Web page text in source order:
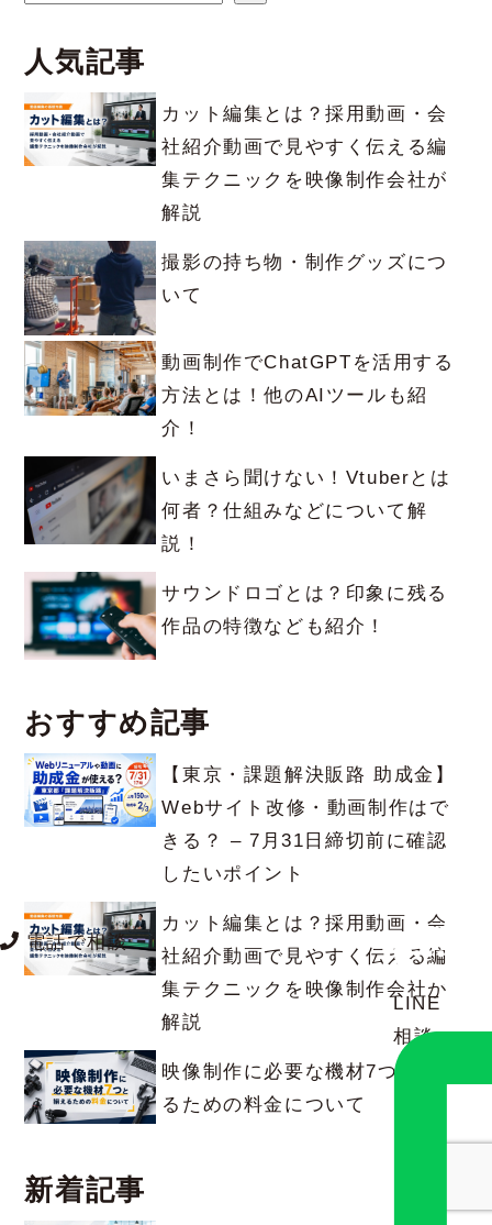
LINE
相談
電話で相談
人気記事
カット編集とは？採用動画・会
社紹介動画で見やすく伝える編
集テクニックを映像制作会社が
解説
撮影の持ち物・制作グッズにつ
いて
動画制作でChatGPTを活用する
方法とは！他のAIツールも紹
介！
いまさら聞けない！Vtuberとは
何者？仕組みなどについて解
説！
サウンドロゴとは？印象に残る
作品の特徴なども紹介！
おすすめ記事
【東京・課題解決販路 助成金】
Webサイト改修・動画制作はで
きる？ – 7月31日締切前に確認
したいポイント
カット編集とは？採用動画・会
社紹介動画で見やすく伝える編
集テクニックを映像制作会社が
解説
映像制作に必要な機材7つと揃え
るための料金について
新着記事